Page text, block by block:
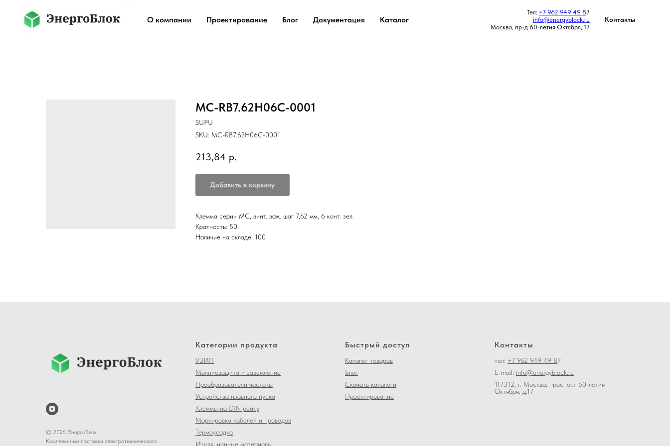
О компании Проектирование Блог Документация Каталог
Тел: +7 962 949 49 87
info@energyblock.ru
Москва, пр-д 60-летия Октября, 17
Контакты
MC-RB7.62H06C-0001
SUPU
SKU: MC-RB7.62H06C-0001
213,84 р.
Добавить в корзину
Клемма серии МС, винт. заж. шаг 7,62 мм, 6 конт. зел.
Кратность: 50
Наличие на складе: 100
© 2026 ЭнергоБлок
Комплексные поставки электротехнического
Категории продукта
УЗИП
Молниезащита и заземление
Преобразователи частоты
Устройства плавного пуска
Клеммы на DIN рейку
Маркировка кабелей и проводов
Термоусадка
Изоляционные материалы
Быстрый доступ
Каталог товаров
Блог
Скачать каталоги
Проектирование
Контакты
тел: +7 962 949 49 87
E-mail: info@energyblock.ru
117312, г. Москва, проспект 60-летия
Октября, д.17